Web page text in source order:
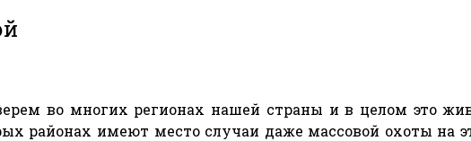
во многих регионах нашей страны и в целом это
районах имеют место случаи даже массовой охоты на